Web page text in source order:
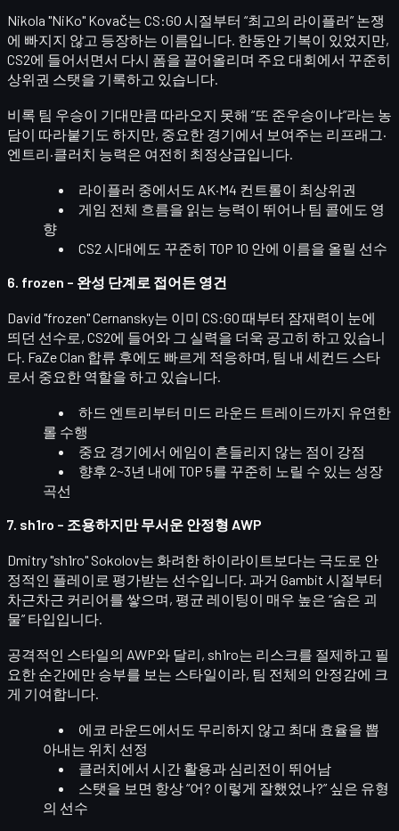
Nikola "NiKo" Kovač는 CS:GO 시절부터 “최고의 라이플러” 논쟁
에 빠지지 않고 등장하는 이름입니다. 한동안 기복이 있었지만,
CS2에 들어서면서 다시 폼을 끌어올리며 주요 대회에서 꾸준히
상위권 스탯을 기록하고 있습니다.
비록 팀 우승이 기대만큼 따라오지 못해 “또 준우승이냐”라는 농
담이 따라붙기도 하지만, 중요한 경기에서 보여주는 리프래그·
엔트리·클러치 능력은 여전히 최정상급입니다.
라이플러 중에서도 AK·M4 컨트롤이 최상위권
게임 전체 흐름을 읽는 능력이 뛰어나 팀 콜에도 영
향
CS2 시대에도 꾸준히 TOP 10 안에 이름을 올릴 선수
6. frozen – 완성 단계로 접어든 영건
David "frozen" Cernansky는 이미 CS:GO 때부터 잠재력이 눈에
띄던 선수로, CS2에 들어와 그 실력을 더욱 공고히 하고 있습니
다. FaZe Clan 합류 후에도 빠르게 적응하며, 팀 내 세컨드 스타
로서 중요한 역할을 하고 있습니다.
하드 엔트리부터 미드 라운드 트레이드까지 유연한
롤 수행
중요 경기에서 에임이 흔들리지 않는 점이 강점
향후 2~3년 내에 TOP 5를 꾸준히 노릴 수 있는 성장
곡선
7. sh1ro – 조용하지만 무서운 안정형 AWP
Dmitry "sh1ro" Sokolov는 화려한 하이라이트보다는 극도로 안
정적인 플레이 로 평가받는 선수입니다. 과거 Gambit 시절부터
차근차근 커리어를 쌓으며, 평균 레이팅이 매우 높은 “숨은 괴
물” 타입입니다.
공격적인 스타일의 AWP와 달리, sh1ro는 리스크를 절제하고 필
요한 순간에만 승부를 보는 스타일이라, 팀 전체의 안정감에 크
게 기여합니다.
에코 라운드에서도 무리하지 않고 최대 효율을 뽑
아내는 위치 선정
클러치에서 시간 활용과 심리전이 뛰어남
스탯을 보면 항상 “어? 이렇게 잘했었나?” 싶은 유형
의 선수